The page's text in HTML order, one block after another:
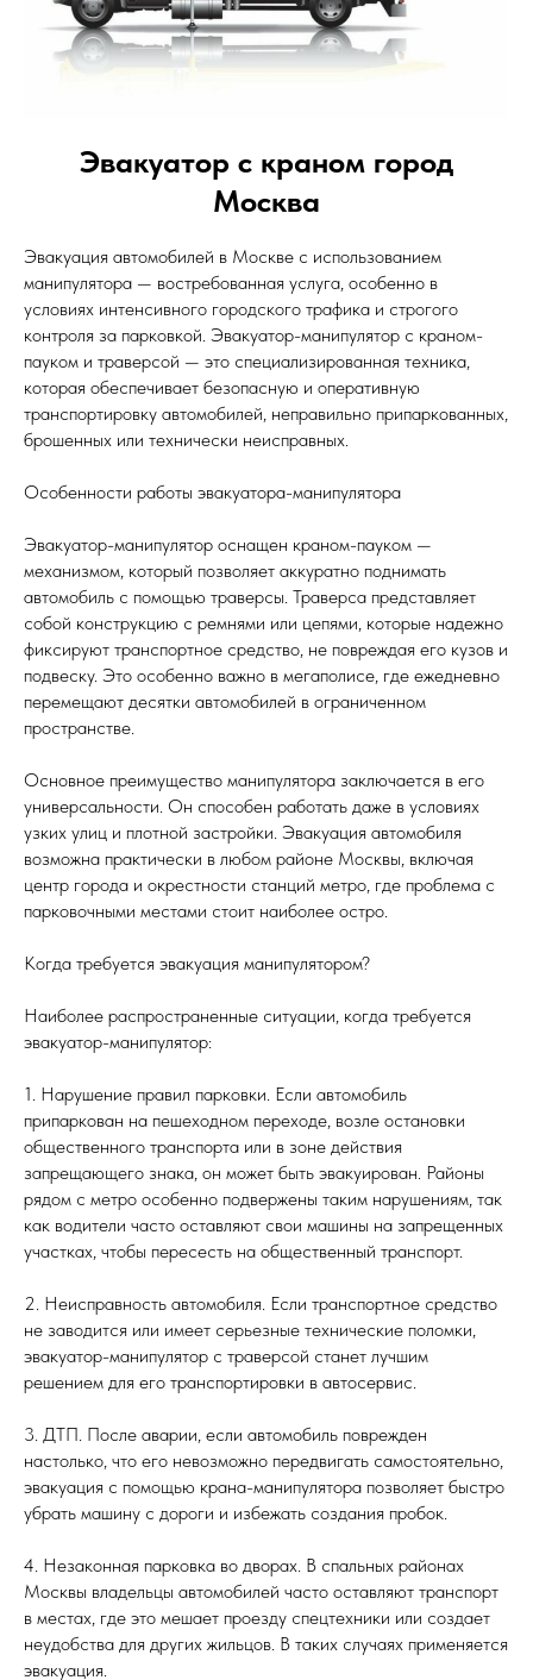
Эвакуатор с краном город
Москва
Эвакуация автомобилей в Москве с использованием
манипулятора — востребованная услуга, особенно в
условиях интенсивного городского трафика и строгого
контроля за парковкой. Эвакуатор-манипулятор с краном-
пауком и траверсой — это специализированная техника,
которая обеспечивает безопасную и оперативную
транспортировку автомобилей, неправильно припаркованных,
брошенных или технически неисправных.
Особенности работы эвакуатора-манипулятора
Эвакуатор-манипулятор оснащен краном-пауком —
механизмом, который позволяет аккуратно поднимать
автомобиль с помощью траверсы. Траверса представляет
собой конструкцию с ремнями или цепями, которые надежно
фиксируют транспортное средство, не повреждая его кузов и
подвеску. Это особенно важно в мегаполисе, где ежедневно
перемещают десятки автомобилей в ограниченном
пространстве.
Основное преимущество манипулятора заключается в его
универсальности. Он способен работать даже в условиях
узких улиц и плотной застройки. Эвакуация автомобиля
возможна практически в любом районе Москвы, включая
центр города и окрестности станций метро, где проблема с
парковочными местами стоит наиболее остро.
Когда требуется эвакуация манипулятором?
Наиболее распространенные ситуации, когда требуется
эвакуатор-манипулятор:
1. Нарушение правил парковки. Если автомобиль
припаркован на пешеходном переходе, возле остановки
общественного транспорта или в зоне действия
запрещающего знака, он может быть эвакуирован. Районы
рядом с метро особенно подвержены таким нарушениям, так
как водители часто оставляют свои машины на запрещенных
участках, чтобы пересесть на общественный транспорт.
2. Неисправность автомобиля. Если транспортное средство
не заводится или имеет серьезные технические поломки,
эвакуатор-манипулятор с траверсой станет лучшим
решением для его транспортировки в автосервис.
3. ДТП. После аварии, если автомобиль поврежден
настолько, что его невозможно передвигать самостоятельно,
эвакуация с помощью крана-манипулятора позволяет быстро
убрать машину с дороги и избежать создания пробок.
4. Незаконная парковка во дворах. В спальных районах
Москвы владельцы автомобилей часто оставляют транспорт
в местах, где это мешает проезду спецтехники или создает
неудобства для других жильцов. В таких случаях применяется
эвакуация.